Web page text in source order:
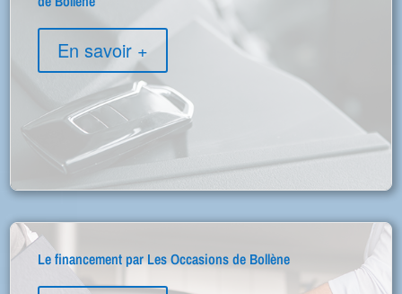
En savoir +
Le financement par Les Occasions de Bollène